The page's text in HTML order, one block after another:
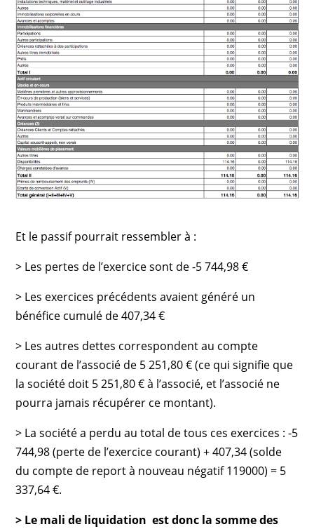
Et le passif pourrait ressembler à :
> Les pertes de l’exercice sont de -5 744,98 €
> Les exercices précédents avaient généré un
bénéfice cumulé de 407,34 €
> Les autres dettes correspondent au compte
courant de l’associé de 5 251,80 € (ce qui signifie que
la société doit 5 251,80 € à l’associé, et l’associé ne
pourra jamais récupérer ce montant).
> La société a perdu au total de tous ces exercices : -5
744,98 (perte de l’exercice courant) + 407,34 (solde
du compte de report à nouveau négatif 119000) = 5
337,64 €.
> Le mali de liquidation est donc la somme des